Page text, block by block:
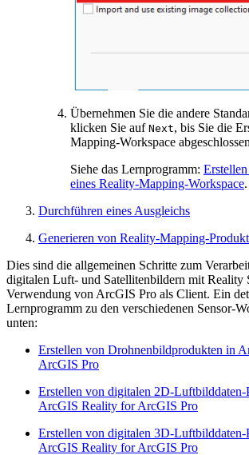
Übernehmen Sie die andere
klicken Sie auf Next, bis Sie die
Mapping-Workspace
Siehe das Lernprogramm:
eines Reality-Mapping-Workspace.
Durchführen eines Ausgleichs
Generieren von Reality-Mapping-
Dies sind die allgemeinen Schritte zum
digitalen Luft- und Satellitenbildern mit Reality
Verwendung von ArcGIS Pro als Client. Ein
Lernprogramm zu den verschiedenen Sensor-
unten:
Erstellen von Drohnenbildprodukten in
ArcGIS Pro
Erstellen von digitalen 2D-Luftbilddaten-
ArcGIS Reality for ArcGIS Pro
Erstellen von digitalen 3D-Luftbilddaten-
ArcGIS Reality for ArcGIS Pro